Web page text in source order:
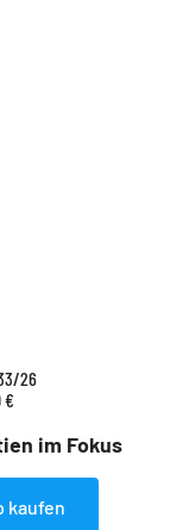
im Fokus
26
€
kaufen